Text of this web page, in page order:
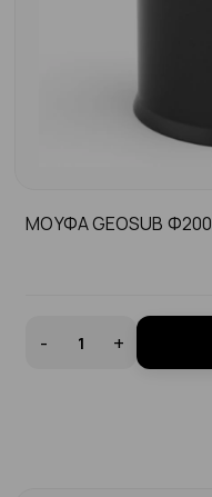
ΜΟΥΦΑ GEOSUB Φ200
- +